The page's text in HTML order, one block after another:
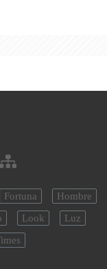
Fortuna
Hombre
Look
Luz